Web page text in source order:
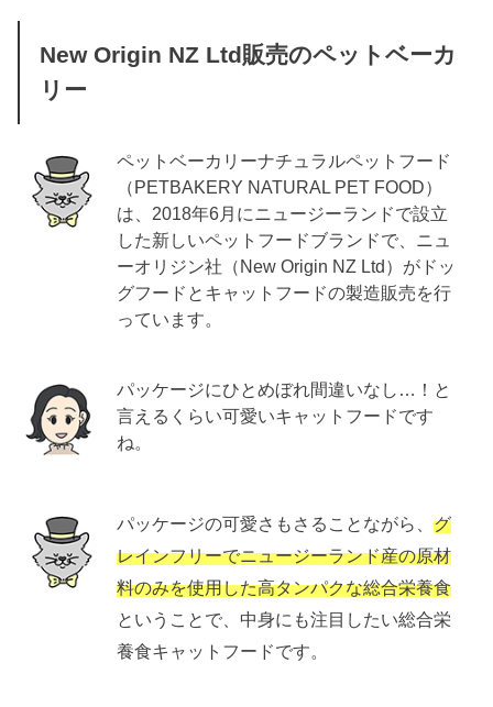
New Origin NZ Ltd販売のペットベーカ
リー
ペットベーカリーナチュラルペットフード
（PETBAKERY NATURAL PET FOOD）
は、2018年6月にニュージーランドで設立
した新しいペットフードブランドで、ニュ
ーオリジン社（New Origin NZ Ltd）がドッ
グフードとキャットフードの製造販売を行
っています。
パッケージにひとめぼれ間違いなし…！と
言えるくらい可愛いキャットフードです
ね。
パッケージの可愛さもさることながら、グ
レインフリーでニュージーランド産の原材
料のみを使用した高タンパクな総合栄養食
ということで、中身にも注目したい総合栄
養食キャットフードです。